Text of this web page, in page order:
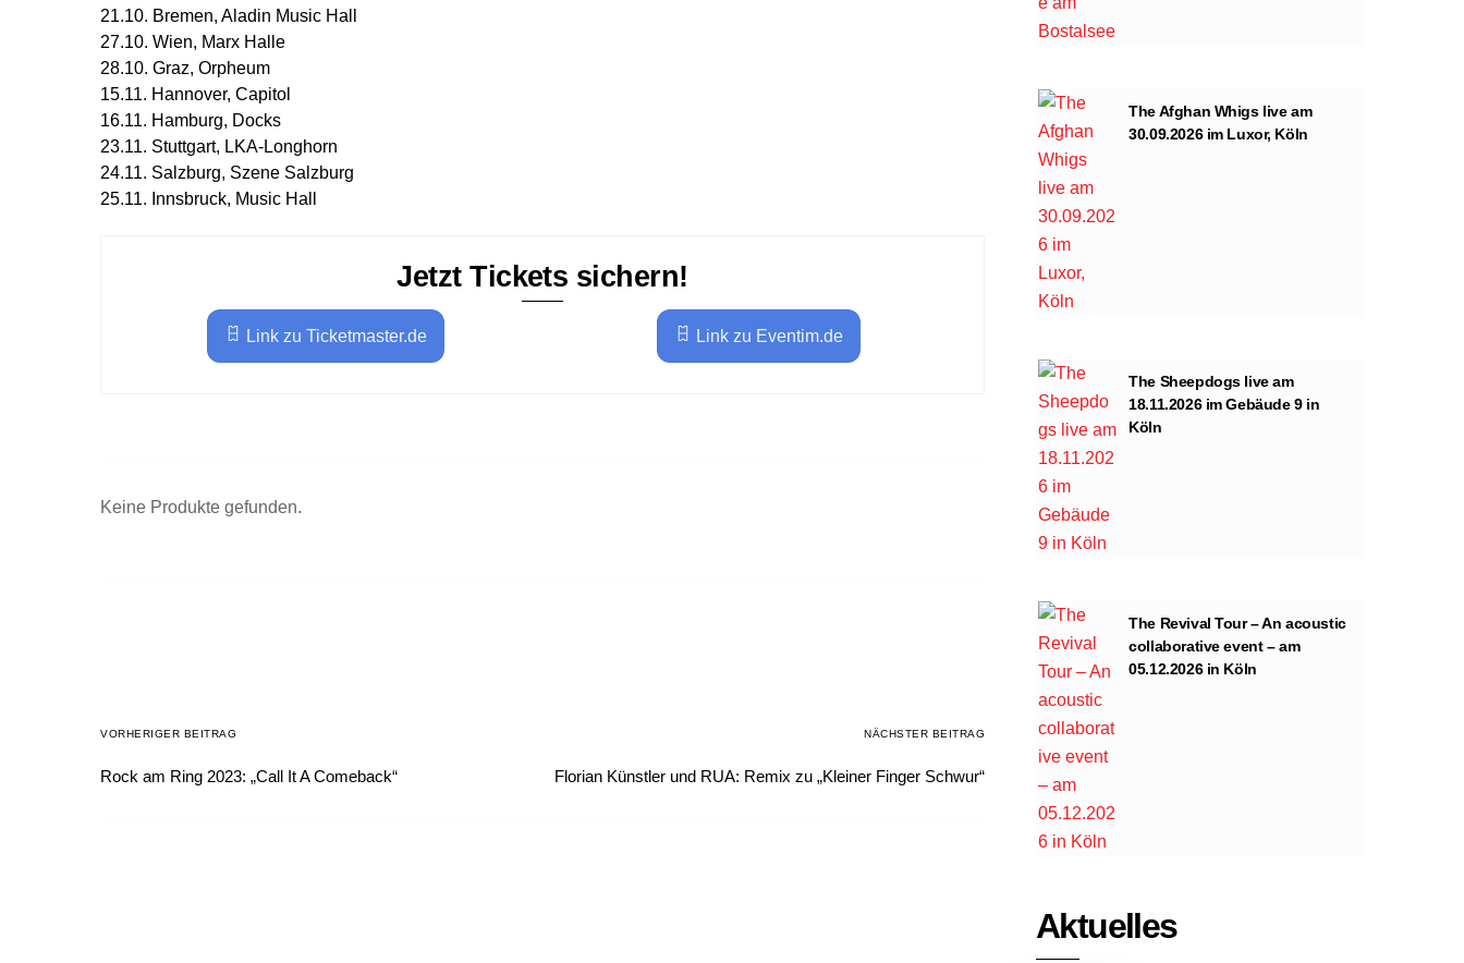
21.10. Bremen, Aladin Music Hall
27.10. Wien, Marx Halle
28.10. Graz, Orpheum
15.11. Hannover, Capitol
16.11. Hamburg, Docks
23.11. Stuttgart, LKA-Longhorn
24.11. Salzburg, Szene Salzburg
25.11. Innsbruck, Music Hall
Jetzt Tickets sichern!
Link zu Ticketmaster.de Link zu Eventim.de
Keine Produkte gefunden.
VORHERIGER BEITRAG
Rock am Ring 2023: „Call It A Comeback“
NÄCHSTER BEITRAG
Florian Künstler und RUA: Remix zu „Kleiner Finger Schwur“
The Afghan Whigs live am
30.09.2026 im Luxor, Köln
The Sheepdogs live am
18.11.2026 im Gebäude 9 in
Köln
The Revival Tour – An acoustic
collaborative event – am
05.12.2026 in Köln
Aktuelles